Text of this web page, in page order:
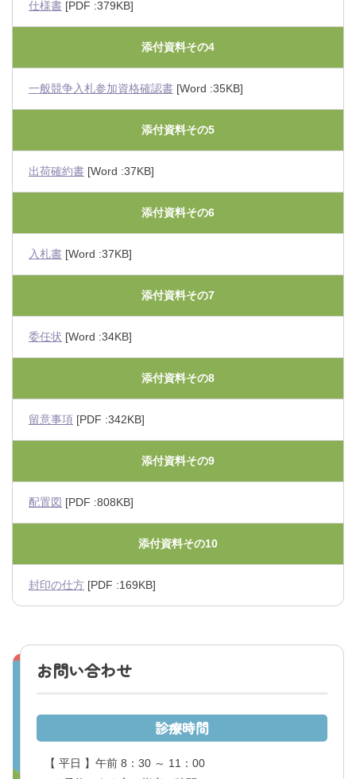
仕様書 [PDF :379KB]
添付資料その4
一般競争入札参加資格確認書 [Word :35KB]
添付資料その5
出荷確約書 [Word :37KB]
添付資料その6
入札書 [Word :37KB]
添付資料その7
委任状 [Word :34KB]
添付資料その8
留意事項 [PDF :342KB]
添付資料その9
配置図 [PDF :808KB]
添付資料その10
封印の仕方 [PDF :169KB]
お問い合わせ
診療時間
【 平日 】午前 8：30 ～ 11：00